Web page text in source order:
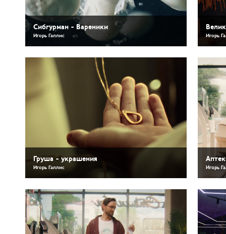
Сибгурман - Вареники
Игорь Галлис Игорь
Груша - украшения
Игорь Галлис Игорь